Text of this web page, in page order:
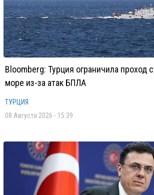
Bloomberg: Турция ограничила проход
море из-за атак БПЛА
ТУРЦИЯ
08 Августа 2026 - 15:39